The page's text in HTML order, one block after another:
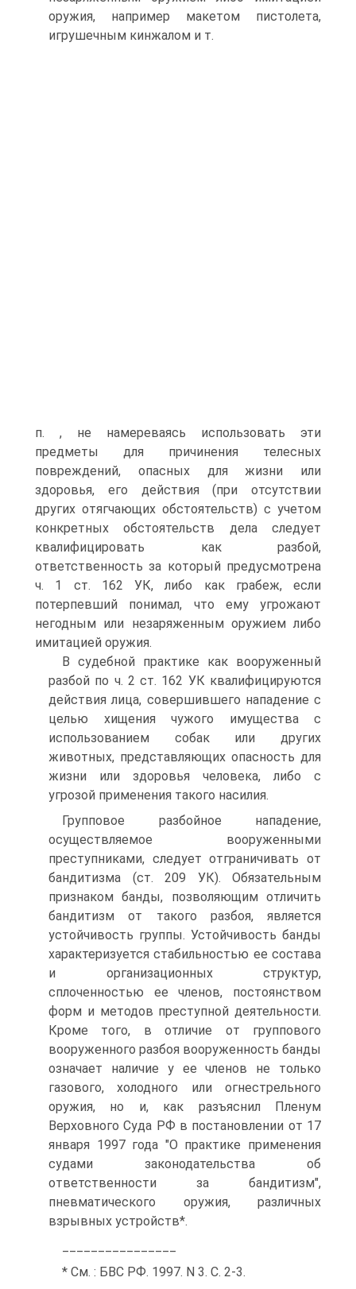
оружия, например макетом пистолета,
игрушечным кинжалом и т.
п. , не намереваясь использовать эти
предметы для причинения телесных
повреждений, опасных для жизни или
здоровья, его действия (при отсутствии
других отягчающих обстоятельств) с учетом
конкретных обстоятельств дела следует
квалифицировать как разбой,
ответственность за который предусмотрена
ч. 1 ст. 162 УК, либо как грабеж, если
потерпевший понимал, что ему угрожают
негодным или незаряженным оружием либо
имитацией оружия.
В судебной практике как вооруженный
разбой по ч. 2 ст. 162 УК квалифицируются
действия лица, совершившего нападение с
целью хищения чужого имущества с
использованием собак или других
животных, представляющих опасность для
жизни или здоровья человека, либо с
угрозой применения такого насилия.
Групповое разбойное нападение,
осуществляемое вооруженными
преступниками, следует отграничивать от
бандитизма (ст. 209 УК). Обязательным
признаком банды, позволяющим отличить
бандитизм от такого разбоя, является
устойчивость группы. Устойчивость банды
характеризуется стабильностью ее состава
и организационных структур,
сплоченностью ее членов, постоянством
форм и методов преступной деятельности.
Кроме того, в отличие от группового
вооруженного разбоя вооруженность банды
означает наличие у ее членов не только
газового, холодного или огнестрельного
оружия, но и, как разъяснил Пленум
Верховного Суда РФ в постановлении от 17
января 1997 года "О практике применения
судами законодательства об
ответственности за бандитизм",
пневматического оружия, различных
взрывных устройств*.
* См. : БВС РФ. 1997. N 3. С. 2-3.